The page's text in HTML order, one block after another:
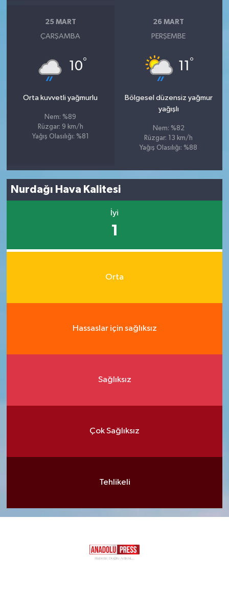
25 MART
ÇARŞAMBA
10°
Orta kuvvetli yağmurlu
Nem: %89
Rüzgar: 9 km/h
Yağış Olasılığı: %81
26 MART
PERŞEMBE
11 °
Bölgesel düzensiz yağmur
yağışlı
Nem: %82
Rüzgar: 13 km/h
Yağış Olasılığı: %88
Nurdağı Hava Kalitesi
İyi
1
Orta
Hassaslar için sağlıksız
Sağlıksız
Çok Sağlıksız
Tehlikeli